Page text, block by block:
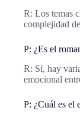
R: Los temas
complejidad
P: ¿Es el
R: Sí, hay
emocional
P: ¿Cuál es el